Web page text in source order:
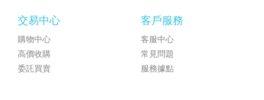
交易中心
購物中心
高價收購
委託買賣
客戶服務
客服中心
常見問題
服務據點